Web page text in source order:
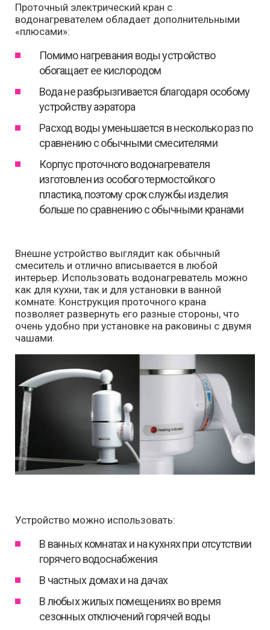
Проточный электрический кран с
водонагревателем обладает дополнительными
«плюсами»:
Помимо нагревания воды устройство
обогащает ее кислородом
Вода не разбрызгивается благодаря особому
устройству аэратора
Расход воды уменьшается в несколько раз по
сравнению с обычными смесителями
Корпус проточного водонагревателя
изготовлен из особого термостойкого
пластика, поэтому срок службы изделия
больше по сравнению с обычными кранами
Внешне устройство выглядит как обычный
смеситель и отлично вписывается в любой
интерьер. Использовать водонагреватель можно
как для кухни, так и для установки в ванной
комнате. Конструкция проточного крана
позволяет развернуть его разные стороны, что
очень удобно при установке на раковины с двумя
чашами.
Устройство можно использовать:
В ванных комнатах и на кухнях при отсутствии
горячего водоснабжения
В частных домах и на дачах
В любых жилых помещениях во время
сезонных отключений горячей воды